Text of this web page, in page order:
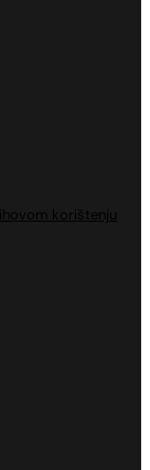
korištenju